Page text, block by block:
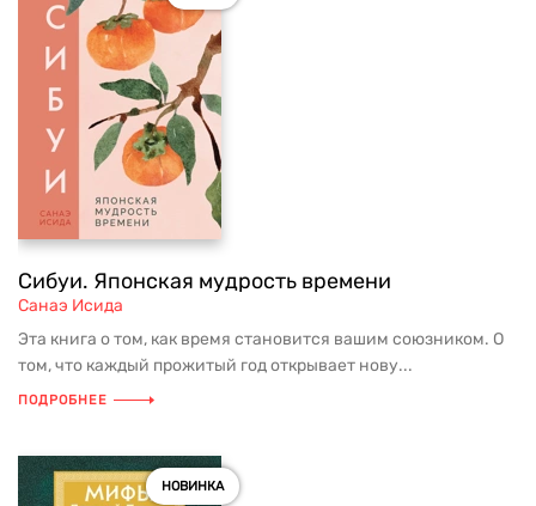
Сибуи. Японская мудрость времени
Санаэ Исида
Эта книга о том, как время становится вашим союзником. О
том, что каждый прожитый год открывает нову...
ПОДРОБНЕЕ
НОВИНКА